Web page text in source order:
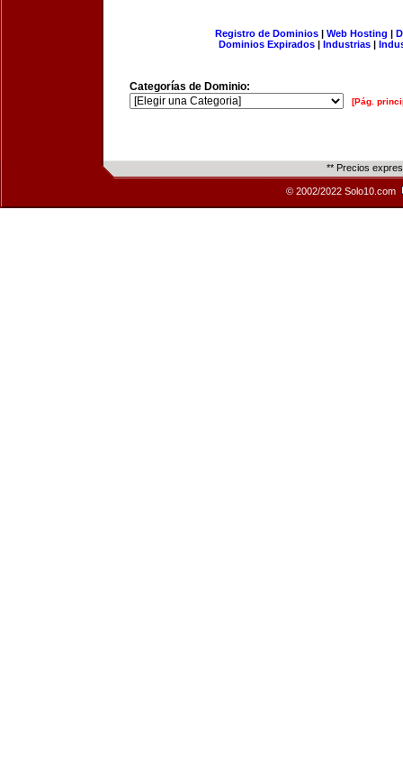
Registro de Dominios| Web Hosting |
Dominios Expirados | Industrias |
Categorías de Dominio:
[Pág.
** Precios
© 2002/2022 Solo10.com